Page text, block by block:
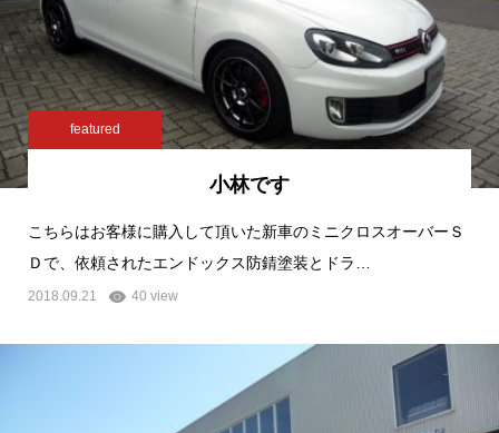
featured
小林です
こちらはお客様に購入して頂いた新車のミニクロスオーバーＳ
Ｄで、依頼されたエンドックス防錆塗装とドラ…
2018.09.21 40 view